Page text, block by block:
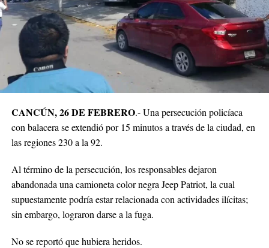
CANCÚN, 26 DE FEBRERO.- Una persecución policíaca
con balacera se extendió por 15 minutos a través de la ciudad, en
las regiones 230 a la 92.
Al término de la persecución, los responsables dejaron
abandonada una camioneta color negra Jeep Patriot, la cual
supuestamente podría estar relacionada con actividades ilícitas;
sin embargo, lograron darse a la fuga.
No se reportó que hubiera heridos.